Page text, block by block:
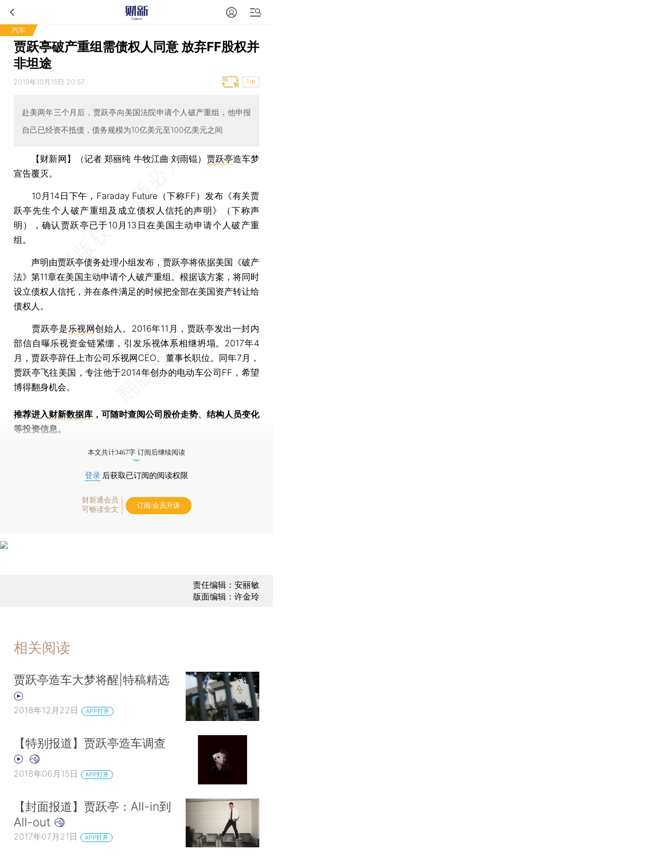
汽车
贾跃亭破产重组需债权人同意 放弃FF股权并
非坦途
2019年10月15日 20:57 T中
赴美两年三个月后，贾跃亭向美国法院申请个人破产重组，他申报
自己已经资不抵债，债务规模为10亿美元至100亿美元之间
【财新网】（记者 郑丽纯 牛牧江曲 刘雨锟） 贾跃亭造车梦
宣告覆灭。
10月14日下午，Faraday Future（下称FF）发布《有关贾
跃亭先生个人破产重组及成立债权人信托的声明》（下称声
明），确认贾跃亭已于10月13日在美国主动申请个人破产重
组。
声明由贾跃亭债务处理小组发布，贾跃亭将依据美国《破产
法》第11章在美国主动申请个人破产重组。根据该方案，将同时
设立债权人信托，并在条件满足的时候把全部在美国资产转让给
债权人。
贾跃亭是乐视网创始人。2016年11月，贾跃亭发出一封内
部信自曝乐视资金链紧绷，引发乐视体系相继坍塌。2017年4
月，贾跃亭辞任上市公司乐视网CEO、董事长职位。同年7月，
贾跃亭飞往美国，专注他于2014年创办的电动车公司FF，希望
博得翻身机会。
推荐进入财新数据库 ，可随时查阅公司股价走势、结构人员变化
等投资信息。
本文共计3467字 订阅后继续阅读
登录 后获取已订阅的阅读权限
财新通会员
可畅读全文
订阅/会员升级
责任编辑：安丽敏
版面编辑：许金玲
相关阅读
贾跃亭造车大梦将醒|特稿精选
2018年12月22日 APP打开
【特别报道】贾跃亭造车调查
2018年06月15日 APP打开
【封面报道】贾跃亭：All-in到
All-out
2017年07月21日 APP打开